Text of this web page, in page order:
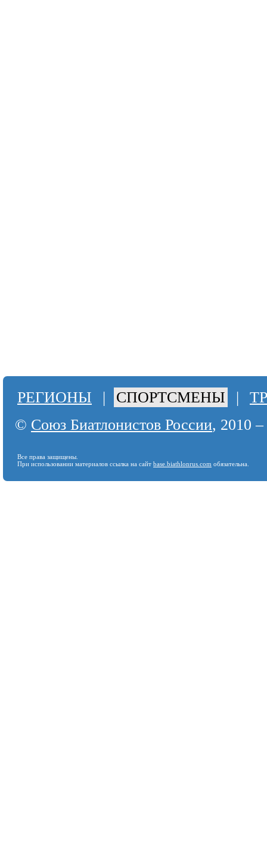
РЕГИОНЫ | СПОРТСМЕНЫ |
© Союз Биатлонистов России, 2010
Все права защищены.
При использовании материалов ссылка на сайт base.biathlonrus.com обязательна.